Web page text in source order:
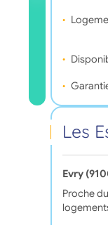
Les
Evry
Proche